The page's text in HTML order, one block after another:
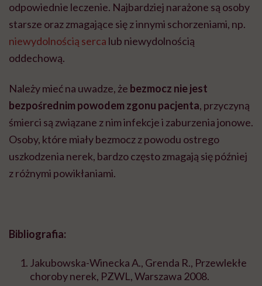
odpowiednie leczenie. Najbardziej narażone są osoby
starsze oraz zmagające się z innymi schorzeniami, np.
niewydolnością serca lub niewydolnością
oddechową.
Należy mieć na uwadze, że bezmocz nie jest
bezpośrednim powodem zgonu pacjenta, przyczyną
śmierci są związane z nim infekcje i zaburzenia jonowe.
Osoby, które miały bezmocz z powodu ostrego
uszkodzenia nerek, bardzo często zmagają się później
z różnymi powikłaniami.
Bibliografia:
Jakubowska-Winecka A., Grenda R., Przewlekłe
choroby nerek, PZWL, Warszawa 2008.